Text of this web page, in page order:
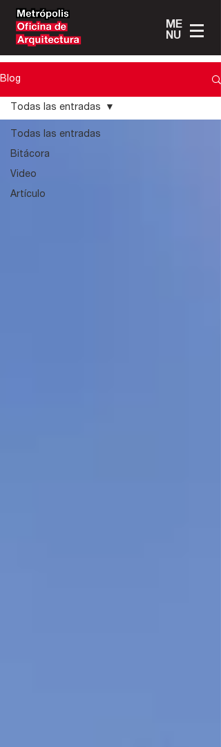
ME
NU
Blog
Todas las entradas
Bitácora
Video
Artículo
Todas las entradas